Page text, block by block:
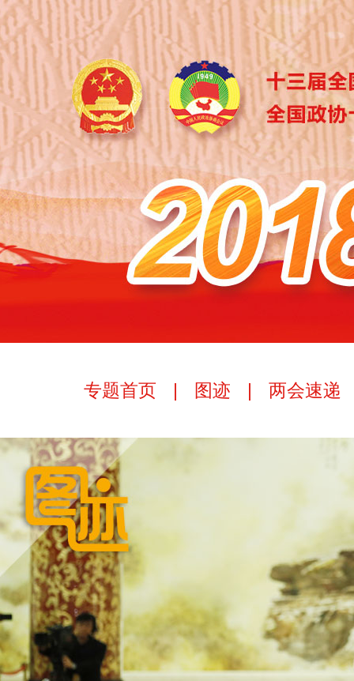
专题首页 | 图迹 | 两会速递